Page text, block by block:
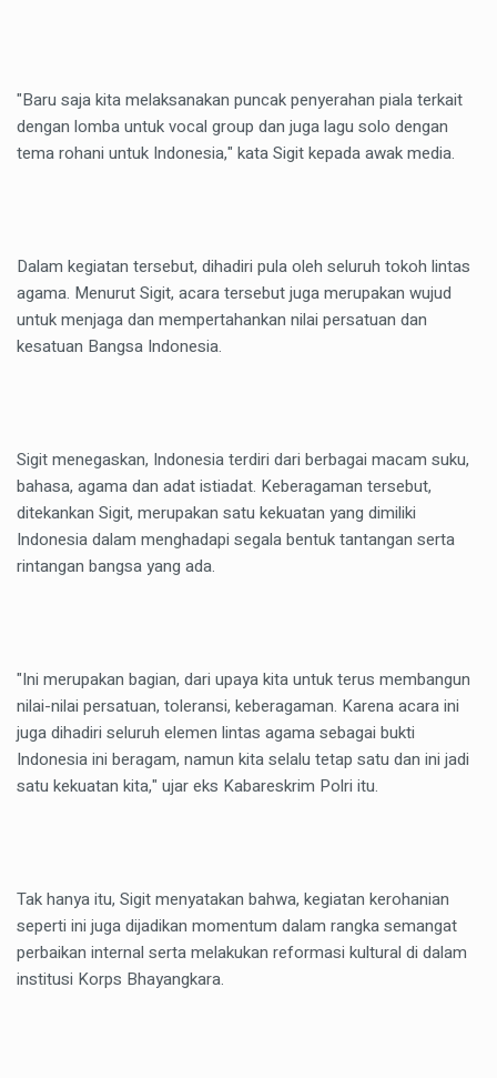
"Baru saja kita melaksanakan puncak penyerahan piala terkait
dengan lomba untuk vocal group dan juga lagu solo dengan
tema rohani untuk Indonesia," kata Sigit kepada awak media.
Dalam kegiatan tersebut, dihadiri pula oleh seluruh tokoh lintas
agama. Menurut Sigit, acara tersebut juga merupakan wujud
untuk menjaga dan mempertahankan nilai persatuan dan
kesatuan Bangsa Indonesia.
Sigit menegaskan, Indonesia terdiri dari berbagai macam suku,
bahasa, agama dan adat istiadat. Keberagaman tersebut,
ditekankan Sigit, merupakan satu kekuatan yang dimiliki
Indonesia dalam menghadapi segala bentuk tantangan serta
rintangan bangsa yang ada.
"Ini merupakan bagian, dari upaya kita untuk terus membangun
nilai-nilai persatuan, toleransi, keberagaman. Karena acara ini
juga dihadiri seluruh elemen lintas agama sebagai bukti
Indonesia ini beragam, namun kita selalu tetap satu dan ini jadi
satu kekuatan kita," ujar eks Kabareskrim Polri itu.
Tak hanya itu, Sigit menyatakan bahwa, kegiatan kerohanian
seperti ini juga dijadikan momentum dalam rangka semangat
perbaikan internal serta melakukan reformasi kultural di dalam
institusi Korps Bhayangkara.